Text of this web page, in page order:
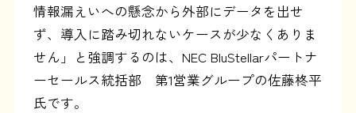
情報漏えいへの懸念から外部にデータを出せ
ず、導入に踏み切れないケースが少なくありま
せん」と強調するのは、NEC BluStellarパートナ
ーセールス統括部 第1営業グループの佐藤柊平
氏です。